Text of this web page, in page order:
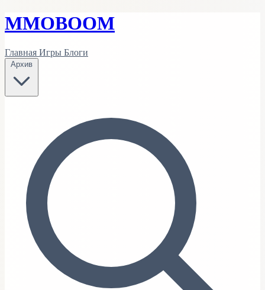
MMOBOOM
Главная Игры Блоги
Архив